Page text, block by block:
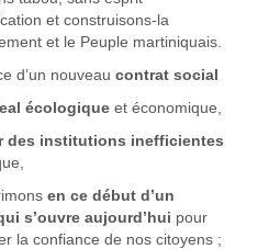
et construisons-la
et le Peuple martiniquais.
d’un nouveau contrat social
écologique et économique,
des institutions inefficientes
en ce début d’un
s’ouvre aujourd’hui pour
la confiance de nos citoyens ;